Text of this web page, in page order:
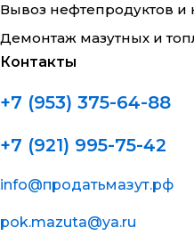
Вывоз нефтепродуктов и
Демонтаж мазутных и
Контакты
+7 (953) 375-64-88
+7 (921) 995-75-42
info@продатьмазут.рф
pok.mazuta@ya.ru